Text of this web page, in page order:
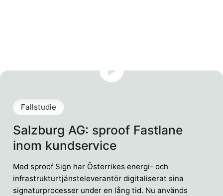
Salzburg AG: sproof Fastlane
inom kundservice
Fallstudie
Med sproof Sign har Österrikes energi- och
infrastrukturtjänsteleverantör digitaliserat sina
signaturprocesser under en lång tid. Nu används